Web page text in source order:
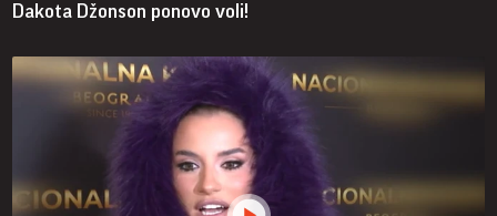
Dakota Džonson ponovo voli!